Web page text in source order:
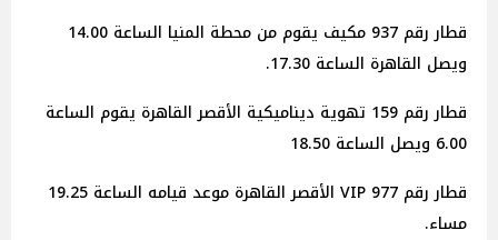
قطار رقم 937 مكيف يقوم من محطة المنيا الساعة 14.00
ويصل القاهرة الساعة 17.30.
قطار رقم 159 تهوية ديناميكية الأقصر القاهرة يقوم الساعة
6.00 ويصل الساعة 18.50
قطار رقم 977 VIP الأقصر القاهرة موعد قيامه الساعة 19.25
مساء.